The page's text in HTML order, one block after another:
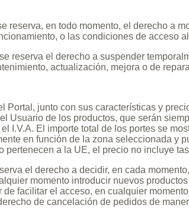
reserva, en todo momento, el derecho a
o las condiciones de acceso
reserva el derecho a suspender
actualización, mejora o de
Portal, junto con sus características y
Usuario de los productos, que serán
I.V.A. El importe total de los portes se
en función de la zona seleccionada y
pertenecen a la UE, el precio no incluye
el derecho a decidir, en cada
momento introducir nuevos
de facilitar el acceso, en cualquier
de cancelación de pedidos de